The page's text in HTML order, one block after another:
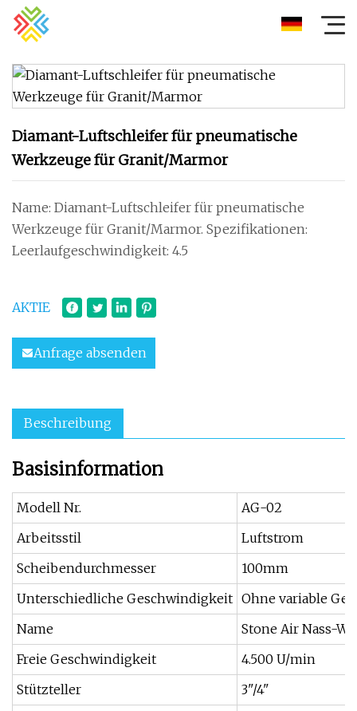
Diamant-Luftschleifer für pneumatische
Werkzeuge für Granit/Marmor
Name: Diamant-Luftschleifer für pneumatische
Werkzeuge für Granit/Marmor. Spezifikationen:
Leerlaufgeschwindigkeit: 4.5
AKTIE
Anfrage absenden
Beschreibung
Basisinformation
Modell Nr.
AG-02
Arbeitsstil
Luftstrom
Scheibendurchmesser
100mm
Unterschiedliche Geschwindigkeit Ohne variable
Name
Stone Air Nass-
Freie Geschwindigkeit
4.500 U/min
Stützteller
3"/4"